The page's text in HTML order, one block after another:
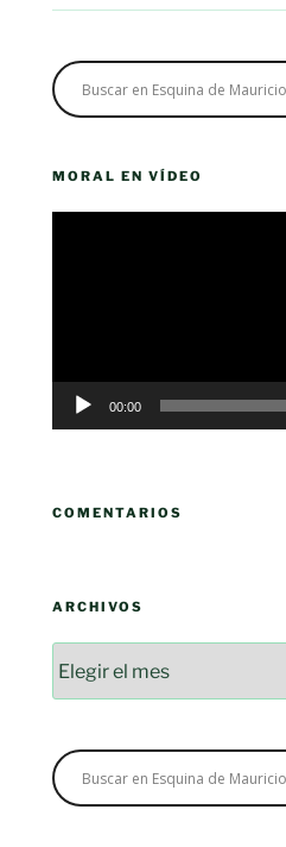
MORAL EN VÍDEO
00:00
COMENTARIOS
ARCHIVOS